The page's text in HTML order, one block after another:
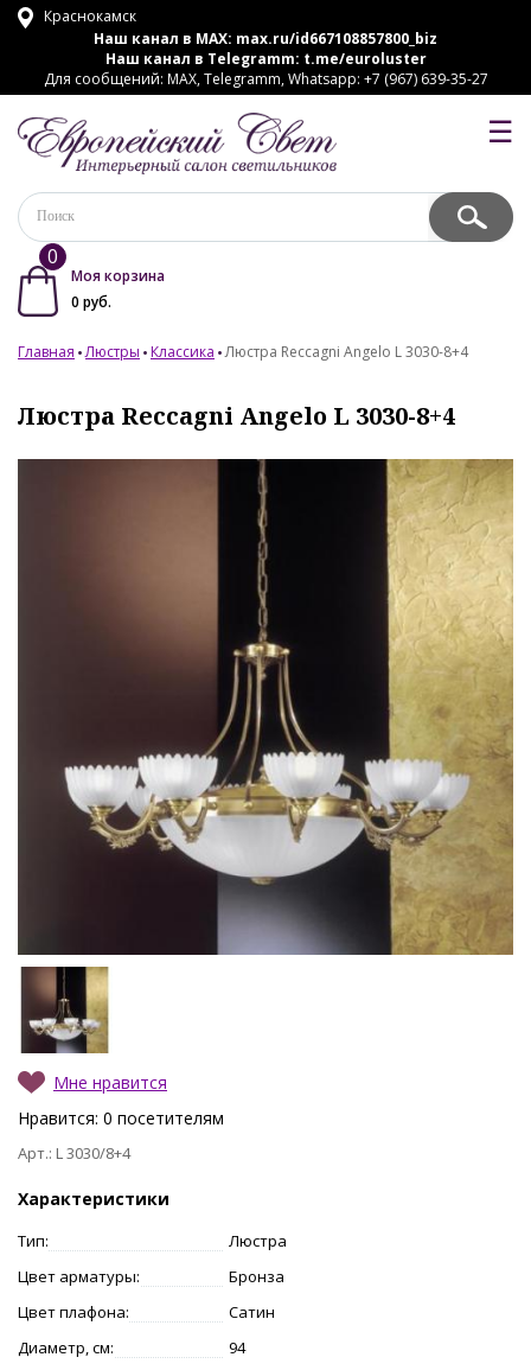
Краснокамск
Наш канал в MAX: max.ru/id667108857800_biz
Наш канал в Telegramm: t.me/euroluster
Для сообщений: MAX, Telegramm, Whatsapp: +7 (967) 639-35-27
☰
0
Моя корзина
0 руб.
Главная Люстры Классика Люстра Reccagni Angelo L 3030-8+4
Люстра Reccagni Angelo L 3030-8+4
Мне нравится
Нравится: 0 посетителям
Арт.: L 3030/8+4
Характеристики
Тип:
Люстра
Цвет арматуры:
Бронза
Цвет плафона:
Сатин
Диаметр, см:
94